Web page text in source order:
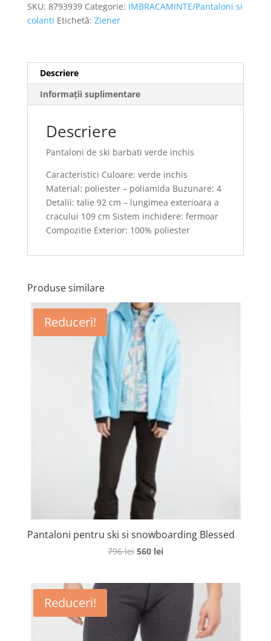
SKU: 8793939 Categorie: IMBRACAMINTE/Pantaloni si
colanti Etichetă: Ziener
Descriere
Informații suplimentare
Descriere
Pantaloni de ski barbati verde inchis
Caracteristici Culoare: verde inchis
Material: poliester – poliamida Buzunare: 4
Detalii: talie 92 cm – lungimea exterioara a
cracului 109 cm Sistem inchidere: fermoar
Compozitie Exterior: 100% poliester
Produse similare
Reduceri!
Pantaloni pentru ski si snowboarding Blessed
796lei Prețul
796 lei.
560 leiPrețul
Reduceri!